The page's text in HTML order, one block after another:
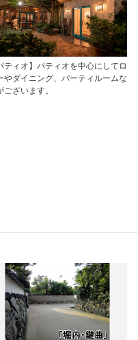
ティオ】パティオを中心にしてロ
やダイニング、パーティルームな
ございます。